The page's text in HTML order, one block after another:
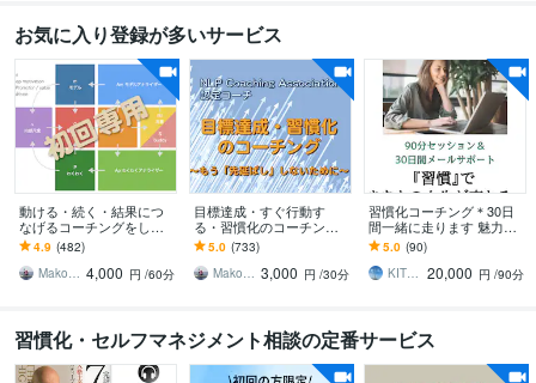
お気に入り登録が多いサービス
動ける・続く・結果につ
なげるコーチングをしま
す ライフコーチ・行動支
援と伴走・習慣化【初回
専用】
4.9 (482)
Makoto Mishina（三品 誠） 4,000 円 /60分
目標達成・すぐ行動す
る・習慣化のコーチング
をします ライフコーチ・
エグゼクティブコーチン
グ・すぐやる【２回
5.0 (733)
Makoto Mishina（三品 誠） 3,000 円 /30分
習慣化コーチング＊30日
間一緒に走ります 魅力発
見セッション(90分)×30日
間のメッセージサポート
5.0 (90)
KITRI（キトリ） 20,000 円 /90分
習慣化・セルフマネジメント相談の定番サービス